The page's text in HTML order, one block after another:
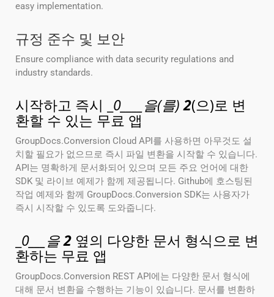
easy implementation.
규정 준수 및 보안
Ensure compliance with data security regulations and
industry standards.
시작하고 즉시 _ 0____을(를)2(으)로 변
환할 수 있는 무료 앱
GroupDocs.Conversion Cloud API를 사용하면 아무것도 설
치할 필요가 없으므로 즉시 파일 변환을 시작할 수 있습니다.
API는 명확하게 문서화되어 있으며 모든 주요 언어에 대한
SDK 및 라이브 예제가 함께 제공됩니다. Github에 호스팅된
작업 예제와 함께 GroupDocs.Conversion SDK는 사용자가
즉시 시작할 수 있도록 도와줍니다.
0___을2 옆의 다양한 문서 형식으로 변
환하는 무료 앱
GroupDocs.Conversion REST API에는 다양한 문서 형식에
대해 문서 변환을 수행하는 기능이 있습니다. 문서를 변환하